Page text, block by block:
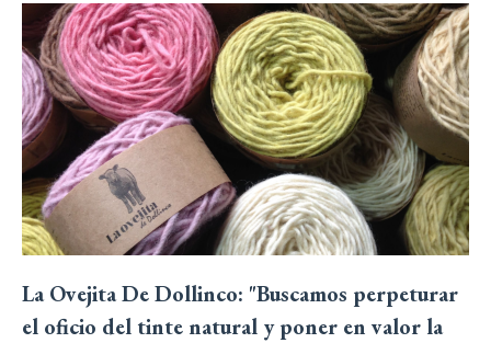
La Ovejita De Dollinco: "Buscamos perpeturar
el oficio del tinte natural y poner en valor la